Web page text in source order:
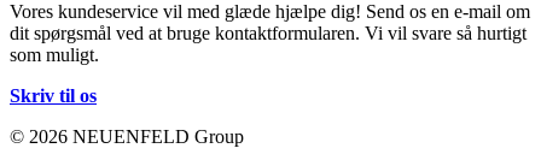
Vores kundeservice vil med glæde hjælpe dig! Send os en e-mail om
dit spørgsmål ved at bruge kontaktformularen. Vi vil svare så hurtigt
som muligt.
Skriv til os
© 2026 NEUENFELD Group